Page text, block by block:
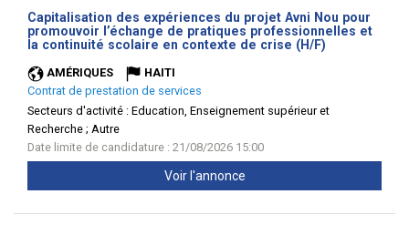
Capitalisation des expériences du projet Avni Nou pour
promouvoir l’échange de pratiques professionnelles et
la continuité scolaire en contexte de crise (H/F)
AMÉRIQUES
HAITI
Contrat de prestation de services
Secteurs d'activité : Education, Enseignement supérieur et
Recherche ; Autre
Date limite de candidature : 21/08/2026 15:00
Voir l'annonce